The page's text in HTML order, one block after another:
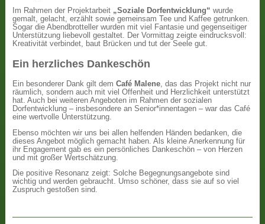
Im Rahmen der Projektarbeit „Soziale Dorfentwicklung“ wurde
gemalt, gelacht, erzählt sowie gemeinsam Tee und Kaffee getrunken.
Sogar die Abendbrotteller wurden mit viel Fantasie und gegenseitiger
Unterstützung liebevoll gestaltet. Der Vormittag zeigte eindrucksvoll:
Kreativität verbindet, baut Brücken und tut der Seele gut.
Ein herzliches Dankeschön
Ein besonderer Dank gilt demCafé Malene, das das Projekt nicht nur
räumlich, sondern auch mit viel Offenheit und Herzlichkeit unterstützt
hat. Auch bei weiteren Angeboten im Rahmen der sozialen
Dorfentwicklung – insbesondere an Senior*innentagen – war das Café
eine wertvolle Unterstützung.
Ebenso möchten wir uns bei allen helfenden Händen bedanken, die
dieses Angebot möglich gemacht haben. Als kleine Anerkennung für
ihr Engagement gab es ein persönliches Dankeschön – von Herzen
und mit großer Wertschätzung.
Die positive Resonanz zeigt: Solche Begegnungsangebote sind
wichtig und werden gebraucht. Umso schöner, dass sie auf so viel
Zuspruch gestoßen sind.